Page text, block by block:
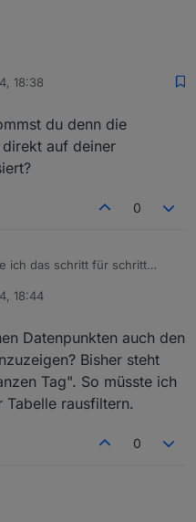
ausgelesen, der
ein ganzer tag) soll in den
werden und zusätzlich
einträgen
und neu angelegt
18:38
du denn die
auf deiner
0
ich das schritt für schritt
blob/master/
einen nextcloud
anders kalender, die zb.
18:44
Datenpunkten auch den
Bisher steht
Tag". So müsste ich
Tabelle rausfiltern.
0